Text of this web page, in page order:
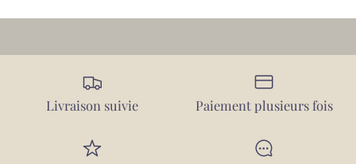
Livraison suivie Paiement plusieurs fois